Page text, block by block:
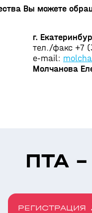
Вы можете
г.
тел./факс +7
e-mail:
Молчанова
ПТА
РЕГИСТРАЦИЯ